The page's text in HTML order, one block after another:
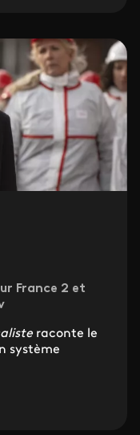
France 2 et
raconte le
système